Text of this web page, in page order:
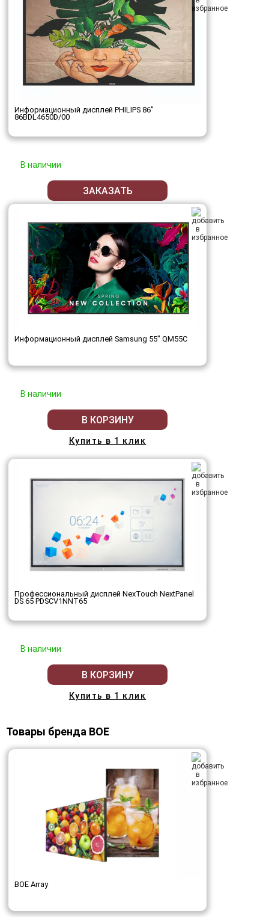
Информационный дисплей PHILIPS 86"
86BDL4650D/00
В наличии
ЗАКАЗАТЬ
Информационный дисплей Samsung 55" QM55C
В наличии
В КОРЗИНУ
Купить в 1 клик
Профессиональный дисплей NexTouch NextPanel
DS 65 PDSCV1NNT65
В наличии
В КОРЗИНУ
Купить в 1 клик
Товары бренда BOE
BOE Array